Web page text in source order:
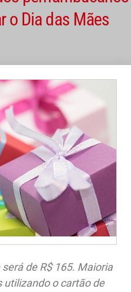
o Dia das Mães
de R$ 165. Maioria
o cartão de